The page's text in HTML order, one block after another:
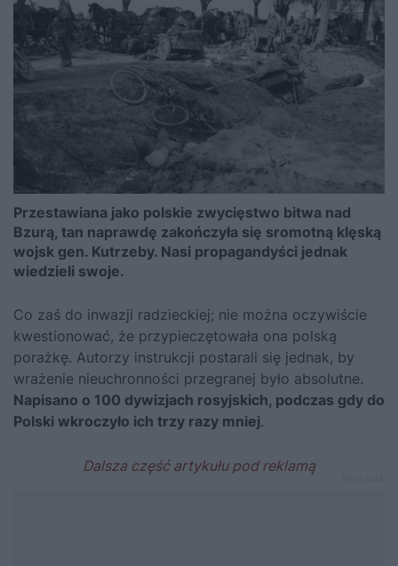
Przestawiana jako polskie zwycięstwo bitwa nad
Bzurą, tan naprawdę zakończyła się sromotną klęską
wojsk gen. Kutrzeby. Nasi propagandyści jednak
wiedzieli swoje.
Co zaś do inwazji radzieckiej; nie można oczywiście
kwestionować, że przypieczętowała ona polską
porażkę. Autorzy instrukcji postarali się jednak, by
wrażenie nieuchronności przegranej było absolutne.
Napisano o 100 dywizjach rosyjskich, podczas gdy do
Polski wkroczyło ich trzy razy mniej.